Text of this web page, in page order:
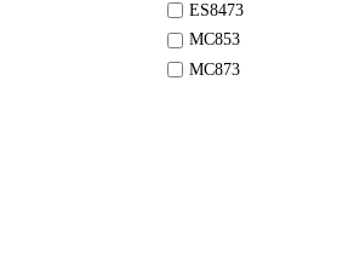
ES8473
MC853
MC873